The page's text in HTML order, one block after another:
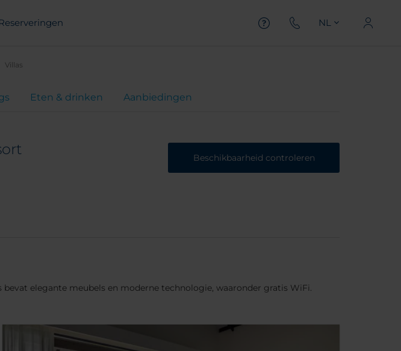
Reserveringen NL
Villas
Eten & drinken Aanbiedingen
Beschikbaarheid controleren
elegante meubels en moderne technologie, waaronder gratis WiFi.